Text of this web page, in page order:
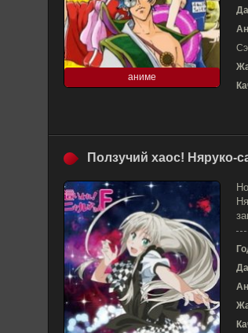
аниме
Ползучий хаос! Няруко-